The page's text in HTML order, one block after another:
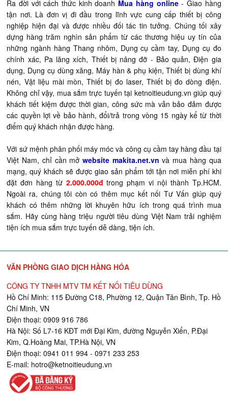
Ra đời với cách thức kinh doanh Mua hàng online - Giao hàng
tận nơi. Là đơn vị đi đầu trong lĩnh vực cung cấp thiết bị công
nghiệp hiện đại và được nhiều đối tác tin tưởng. Chúng tối xây
dựng hàng trăm nghìn sản phẩm từ các thương hiệu uy tín của
những ngành hàng Thang nhôm, Dụng cụ cầm tay, Dụng cụ đo
chính xác, Pa lăng xích, Thiết bị nâng đỡ - Bảo quản, Điện gia
dụng, Dụng cụ dùng xăng, Máy hàn & phụ kiện, Thiết bị dùng khí
nén, Vật liệu mài mòn, Thiết bị đo laser, Thiết bị đo dòng điện.
Không chỉ vậy, mua sắm trực tuyến tại ketnoitieudung.vn giúp quý
khách tiết kiệm được thời gian, công sức mà vẫn bảo đảm được
các quyền lợi về bảo hành, đổi/trả trong vòng 15 ngày kể từ thời
điểm quý khách nhận được hàng.
Với sứ mệnh phân phối máy móc và công cụ cầm tay hàng đầu tại
Việt Nam, chỉ cần mở website makita.net.vn và mua hàng qua
mạng, quý khách sẽ được giao sản phẩm tới tận nơi miễn phí khi
đặt đơn hàng từ 2.000.000đtrong phạm vi nội thành Tp.HCM.
Ngoài ra, chúng tôi còn có thêm mục kết nối Tư Vấn giúp quý
khách có thêm những lời khuyên hữu ích trong quá trình mua
sắm. Hãy cùng hàng triệu người tiêu dùng Việt Nam trải nghiệm
tiện ích mua sắm trực tuyến dễ dàng, tiện ích.
VĂN PHÒNG GIAO DỊCH HÀNG HÓA
CÔNG TY TNHH MTV TM KẾT NỐI TIÊU DÙNG
Hồ Chí Minh: 115 Đường C18, Phường 12, Quận Tân Bình, Tp. Hồ
Chí Minh, VN
Điện thoại: 0909 916 786
Hà Nội: Số L7-16 KĐT mới Đại Kim, đường Nguyễn Xiển, P.Đại
Kim, Q.Hoàng Mai, TP.Hà Nội, VN
Điện thoại: 0941 011 994 - 0971 233 253
E-mail: hotro@ketnoitieudung.vn